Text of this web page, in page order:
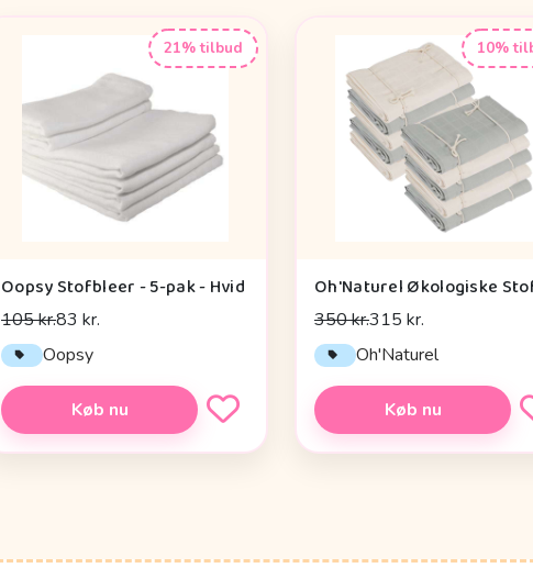
21% tilbud
Oopsy Stofbleer - 5-pak - Hvid
105 kr.83 kr.
Oopsy
Køb nu
10%
350 kr.315 kr.
Oh'Naturel
Køb nu